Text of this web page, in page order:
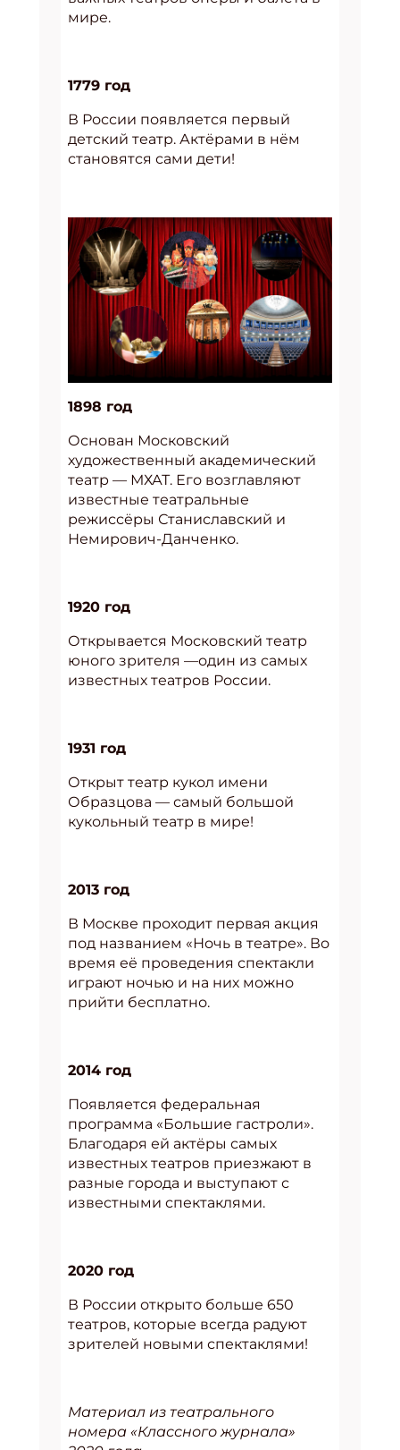
мире.
1779 год
В России появляется первый
детский театр. Актёрами в нём
становятся сами дети!
1898 год
Основан Московский
художественный академический
театр — МХАТ. Его возглавляют
известные театральные
режиссёры Станиславский и
Немирович-Данченко.
1920 год
Открывается Московский театр
юного зрителя —один из самых
известных театров России.
1931 год
Открыт театр кукол имени
Образцова — самый большой
кукольный театр в мире!
2013 год
В Москве проходит первая акция
под названием «Ночь в театре». Во
время её проведения спектакли
играют ночью и на них можно
прийти бесплатно.
2014 год
Появляется федеральная
программа «Большие гастроли».
Благодаря ей актёры самых
известных театров приезжают в
разные города и выступают с
известными спектаклями.
2020 год
В России открыто больше 650
театров, которые всегда радуют
зрителей новыми спектаклями!
Материал из театрального
номера «Классного журнала»